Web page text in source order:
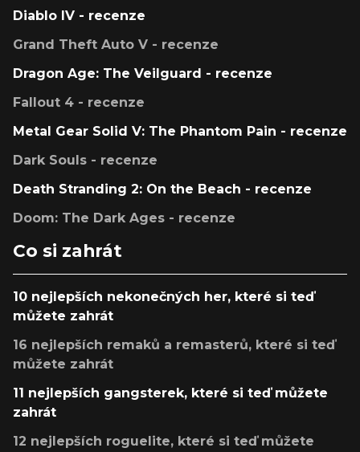
Diablo IV - recenze
Grand Theft Auto V - recenze
Dragon Age: The Veilguard - recenze
Fallout 4 - recenze
Metal Gear Solid V: The Phantom Pain - recenze
Dark Souls - recenze
Death Stranding 2: On the Beach - recenze
Doom: The Dark Ages - recenze
Co si zahrát
10 nejlepších nekonečných her, které si teď
můžete zahrát
16 nejlepších remaků a remasterů, které si teď
můžete zahrát
11 nejlepších gangsterek, které si teď můžete
zahrát
12 nejlepších roguelite, které si teď můžete